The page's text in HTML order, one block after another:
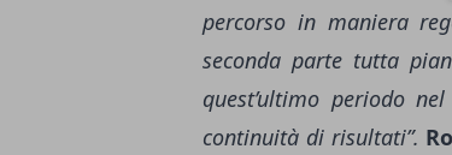
percorso in maniera
seconda parte tutta
quest’ultimo periodo
continuità di risultati”.